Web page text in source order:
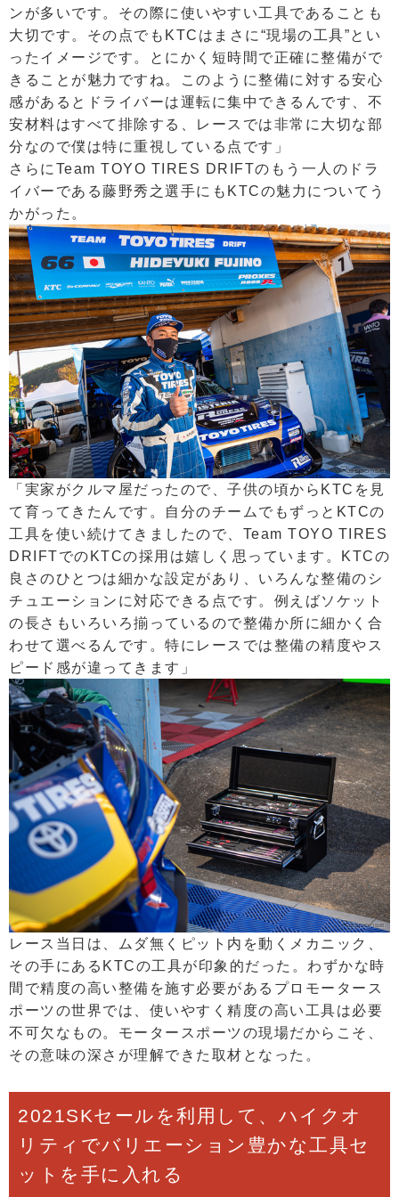
ンが多いです。その際に使いやすい工具であることも
大切です。その点でもKTCはまさに“現場の工具”とい
ったイメージです。とにかく短時間で正確に整備がで
きることが魅力ですね。このように整備に対する安心
感があるとドライバーは運転に集中できるんです、不
安材料はすべて排除する、レースでは非常に大切な部
分なので僕は特に重視している点です」
さらにTeam TOYO TIRES DRIFTのもう一人のドラ
イバーである藤野秀之選手にもKTCの魅力についてう
かがった。
「実家がクルマ屋だったので、子供の頃からKTCを見
て育ってきたんです。自分のチームでもずっとKTCの
工具を使い続けてきましたので、Team TOYO TIRES
DRIFTでのKTCの採用は嬉しく思っています。KTCの
良さのひとつは細かな設定があり、いろんな整備のシ
チュエーションに対応できる点です。例えばソケット
の長さもいろいろ揃っているので整備か所に細かく合
わせて選べるんです。特にレースでは整備の精度やス
ピード感が違ってきます」
レース当日は、ムダ無くピット内を動くメカニック、
その手にあるKTCの工具が印象的だった。わずかな時
間で精度の高い整備を施す必要があるプロモータース
ポーツの世界では、使いやすく精度の高い工具は必要
不可欠なもの。モータースポーツの現場だからこそ、
その意味の深さが理解できた取材となった。
2021SKセールを利用して、ハイクオ
リティでバリエーション豊かな工具セ
ットを手に入れる